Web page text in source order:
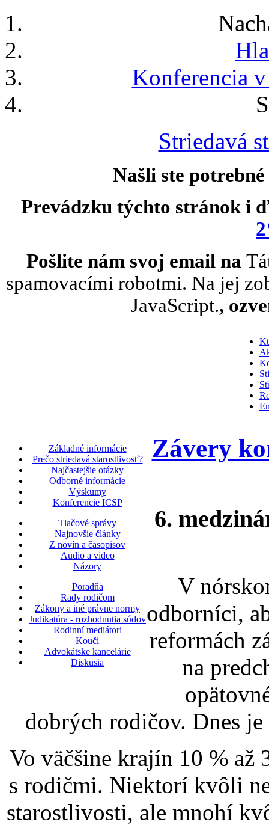
Konferencia
Striedavá
Našli ste
Prevádzku týchto stránok i
Pošlite nám svoj email na
spamovacími robotmi. Na jej
JavaScript.,
Základné informácie
Prečo striedavá starostlivosť?
Najčastejšie otázky
Odborné informácie
Výskumy
Konferencie ICSP
Tlačové správy
Najnovšie články
Z novín a časopisov
Audio a video
Názory
Poradňa
Rady rodičom
Zákony a iné právne normy
Judikatúra - rozhodnutia súdov
Rodinní mediátori
Kouči
Advokátske kancelárie
Diskusia
Závery
6.
V
odborníci,
reformách
na
dobrých rodičov. Dnes
Vo väčšine krajín 10 % až
s rodičmi. Niektorí kvôli
starostlivosti, ale mnohí